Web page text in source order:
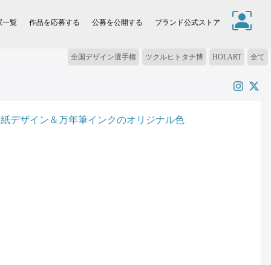
一覧 作品を応募する 公募を公開する ブランド公式ストア
全国デザイン選手権 ツクルヒトタチ博 HOLART 全て
デザイン＆万年筆インクのオリジナル色